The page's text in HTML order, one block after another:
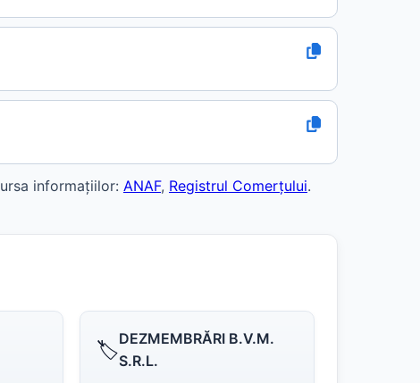
informațiilor: ANAF, Registrul Comerțului.
🏷️DEZMEMBRĂRI B.V.M.
S.R.L.